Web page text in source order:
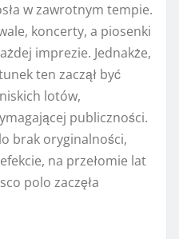
w zawrotnym tempie.
koncerty, a piosenki
imprezie. Jednakże,
ten zaczął być
lotów,
publiczności.
brak oryginalności,
na przełomie lat
polo zaczęła